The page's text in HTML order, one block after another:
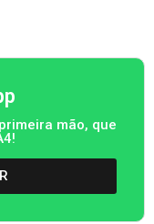
mão, que